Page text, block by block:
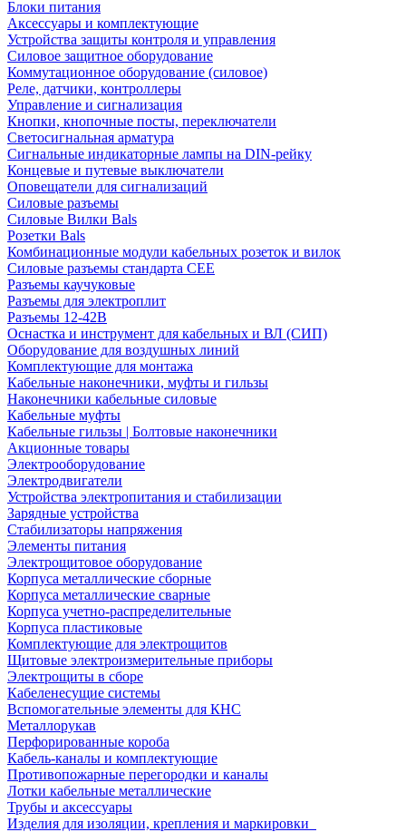
Блоки питания
Аксессуары и комплектующие
Устройства защиты контроля и управления
Силовое защитное оборудование
Коммутационное оборудование (силовое)
Реле, датчики, контроллеры
Управление и сигнализация
Кнопки, кнопочные посты, переключатели
Светосигнальная арматура
Сигнальные индикаторные лампы на DIN-рейку
Концевые и путевые выключатели
Оповещатели для сигнализаций
Силовые разъемы
Силовые Вилки Bals
Розетки Bals
Комбинационные модули кабельных розеток и вилок
Силовые разъемы стандарта CEE
Разъемы каучуковые
Разъемы для электроплит
Разъемы 12-42В
Оснастка и инструмент для кабельных и ВЛ (СИП)
Оборудование для воздушных линий
Комплектующие для монтажа
Кабельные наконечники, муфты и гильзы
Наконечники кабельные силовые
Кабельные муфты
Кабельные гильзы | Болтовые наконечники
Акционные товары
Электрооборудование
Электродвигатели
Устройства электропитания и стабилизации
Зарядные устройства
Стабилизаторы напряжения
Элементы питания
Электрощитовое оборудование
Корпуса металлические сборные
Корпуса металлические сварные
Корпуса учетно-распределительные
Корпуса пластиковые
Комплектующие для электрощитов
Щитовые электроизмерительные приборы
Электрощиты в сборе
Кабеленесущие системы
Вспомогательные элементы для КНС
Металлорукав
Перфорированные короба
Кабель-каналы и комплектующие
Противопожарные перегородки и каналы
Лотки кабельные металлические
Трубы и аксессуары
Изделия для изоляции, крепления и маркировки